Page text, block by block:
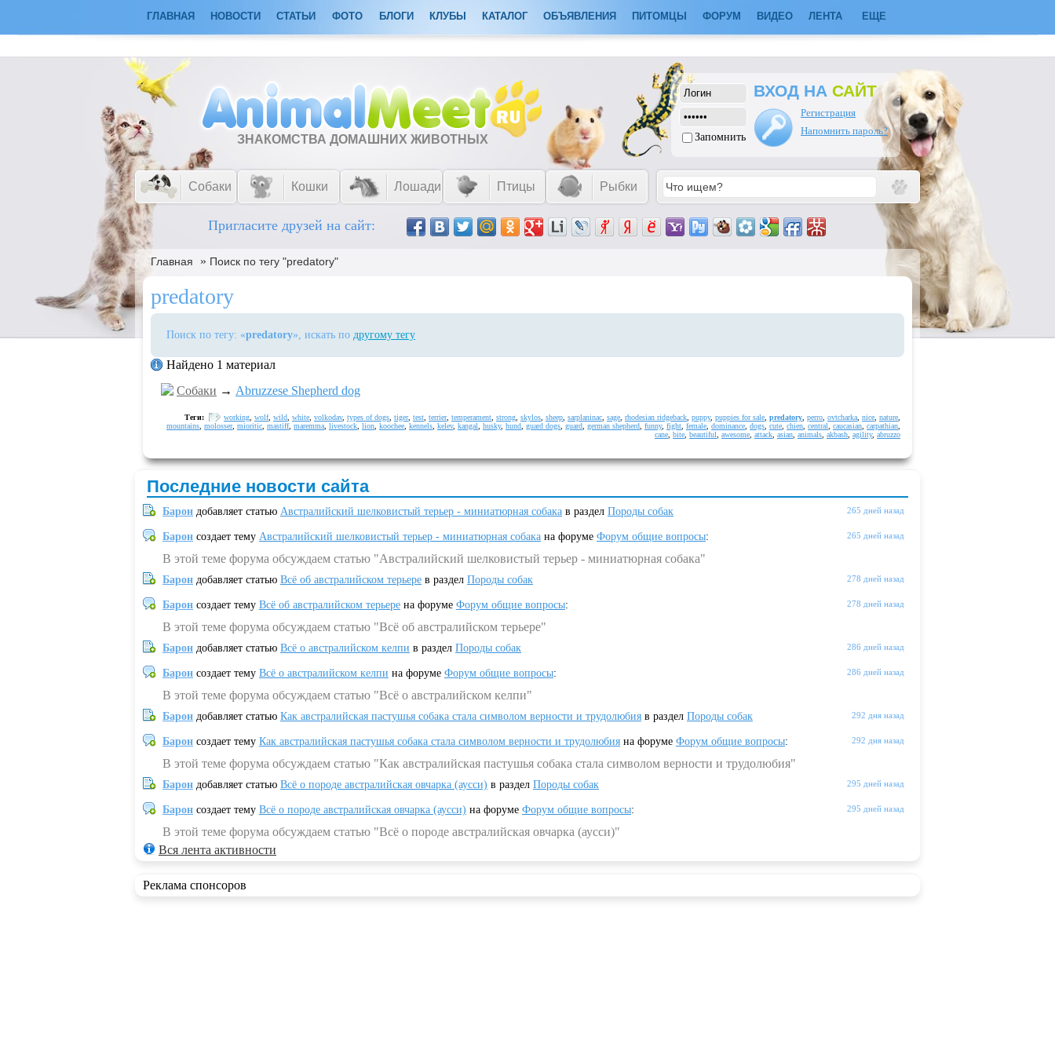
ГЛАВНАЯ НОВОСТИ СТАТЬИ ФОТО БЛОГИ КЛУБЫ КАТАЛОГ ОБЪЯВЛЕНИЯ ПИТОМЦЫ ФОРУМ ВИДЕО ЛЕНТА ЕЩЕ
ЗНАКОМСТВА ДОМАШНИХ ЖИВОТНЫХ Запомнить
ВХОД НА САЙТ
Регистрация
Напомнить пароль?
Собаки Кошки Лошади Птицы Рыбки
Пригласите друзей на сайт:
Главная » Поиск по тегу "predatory"
predatory
Поиск по тегу: «predatory», искать по другому тегу
Найдено 1 материал
Собаки → Abruzzese Shepherd dog
Теги: working wolf, wild white volkodav, types of dogs tiger, test terrier, temperament strong skylos sheep sarplaninac sage rhodesian ridgeback puppy, puppies for sale predatory perro ovtcharka nice nature
mountains molosser, mioritic mastiff, maremma livestock lion koochee kennels kelev, kangal husky, hund guard dogs guard german shepherd funny, fight female dominance dogs cute chien central caucasian carpathian
cane bite beautiful awesome attack asian animals akbash agility, abruzzo
Последние новости сайта
265 дней назад
Барон добавляет статью Австралийский шелковистый терьер - миниатюрная собака в раздел Породы собак
265 дней назад
Барон создает тему Австралийский шелковистый терьер - миниатюрная собака на форуме Форум общие вопросы:
В этой теме форума обсуждаем статью "Австралийский шелковистый терьер - миниатюрная собака"
278 дней назад
Барон добавляет статью Всё об австралийском терьере в раздел Породы собак
278 дней назад
Барон создает тему Всё об австралийском терьере на форуме Форум общие вопросы:
В этой теме форума обсуждаем статью "Всё об австралийском терьере"
286 дней назад
Барон добавляет статью Всё о австралийском келпи в раздел Породы собак
286 дней назад
Барон создает тему Всё о австралийском келпи на форуме Форум общие вопросы:
В этой теме форума обсуждаем статью "Всё о австралийском келпи"
292 дня назад
Барон добавляет статью Как австралийская пастушья собака стала символом верности и трудолюбия в раздел Породы собак
292 дня назад
Барон создает тему Как австралийская пастушья собака стала символом верности и трудолюбия на форуме Форум общие вопросы:
В этой теме форума обсуждаем статью "Как австралийская пастушья собака стала символом верности и трудолюбия"
295 дней назад
Барон добавляет статью Всё о породе австралийская овчарка (аусси) в раздел Породы собак
295 дней назад
Барон создает тему Всё о породе австралийская овчарка (аусси) на форуме Форум общие вопросы:
В этой теме форума обсуждаем статью "Всё о породе австралийская овчарка (аусси)"
Вся лента активности
Реклама спонсоров